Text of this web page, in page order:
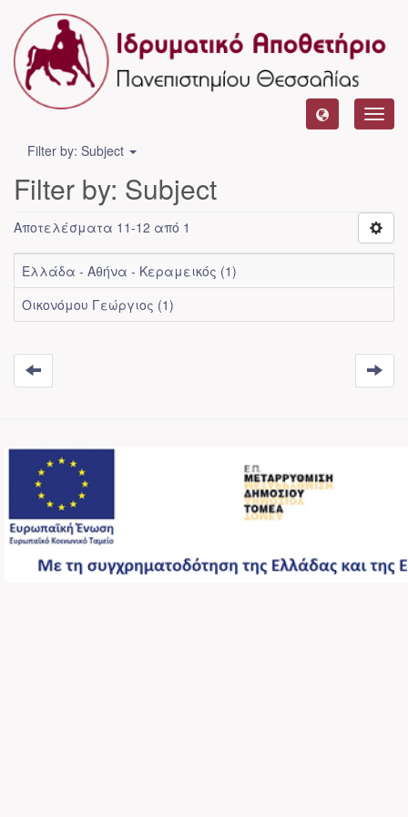
Filter by: Subject
Filter by: Subject
Αποτελέσματα 11-12 από 1
Ελλάδα - Αθήνα - Κεραμεικός (1)
Οικονόμου Γεώργιος (1)